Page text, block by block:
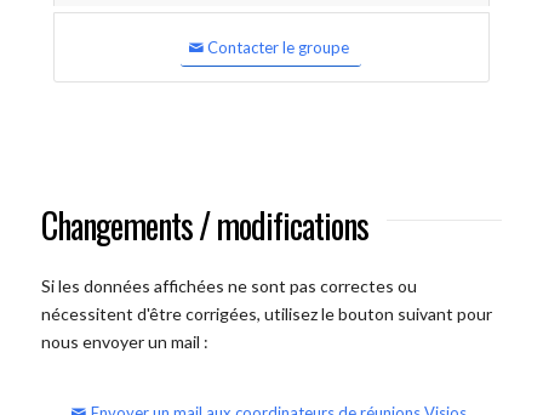
Contacter le groupe
Changements / modifications
Si les données affichées ne sont pas correctes ou
nécessitent d'être corrigées, utilisez le bouton suivant pour
nous envoyer un mail :